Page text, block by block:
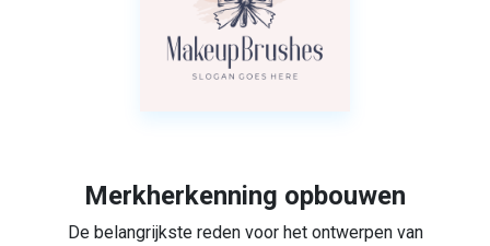
Merkherkenning opbouwen
De belangrijkste reden voor het ontwerpen van